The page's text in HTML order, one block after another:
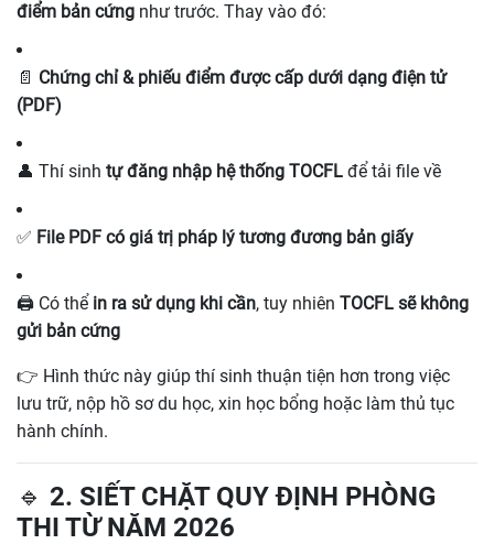
điểm bản cứng như trước. Thay vào đó:
📄 Chứng chỉ & phiếu điểm được cấp dưới dạng điện tử
(PDF)
👤 Thí sinh tự đăng nhập hệ thống TOCFL để tải file về
✅ File PDF có giá trị pháp lý tương đương bản giấy
🖨️ Có thể in ra sử dụng khi cần, tuy nhiên TOCFL sẽ không
gửi bản cứng
👉 Hình thức này giúp thí sinh thuận tiện hơn trong việc
lưu trữ, nộp hồ sơ du học, xin học bổng hoặc làm thủ tục
hành chính.
🔹 2. SIẾT CHẶT QUY ĐỊNH PHÒNG
THI TỪ NĂM 2026